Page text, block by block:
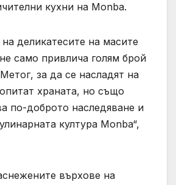
кухни на Monba.
деликатесите на масите
само привлича голям брой
за да се насладят на
храната, но също
по-доброто наследяване и
култура Monba“,
върхове на